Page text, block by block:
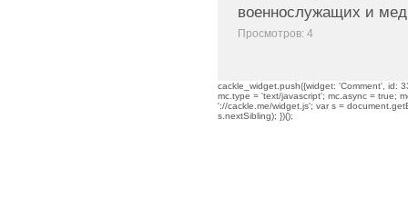
военнослужащих и
Просмотров: 4
cackle_widget.push({widget: 'Comment', id:
mc.type = 'text/javascript'; mc.async = true;
'://cackle.me/widget.js'; var s =
s.nextSibling); })();